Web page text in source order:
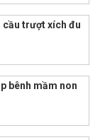
cầu trượt xích đu
bênh mầm non